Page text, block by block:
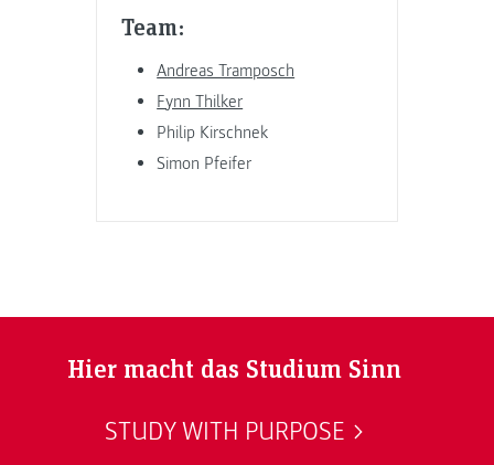
Team:
Andreas Tramposch
Fynn Thilker
Philip Kirschnek
Simon Pfeifer
Hier macht das Studium Sinn
STUDY WITH PURPOSE